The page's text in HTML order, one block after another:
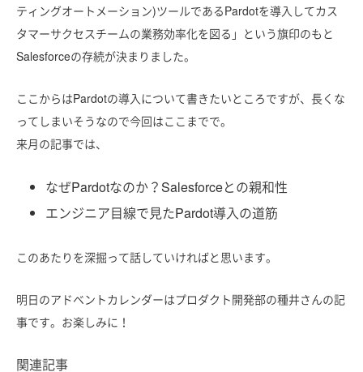
ティングオートメーション)ツールであるPardotを導入してカス
タマーサクセスチームの業務効率化を図る」という旗印のもと
Salesforceの存続が決まりました。
ここからはPardotの導入について書きたいところですが、長くな
ってしまいそうなので今回はここまでで。
来月の記事では、
なぜPardotなのか？Salesforceとの親和性
エンジニア目線で見たPardot導入の道筋
このあたりを深掘って話していければと思います。
明日のアドベントカレンダーはプロダクト開発部の種井さんの記
事です。お楽しみに！
関連記事